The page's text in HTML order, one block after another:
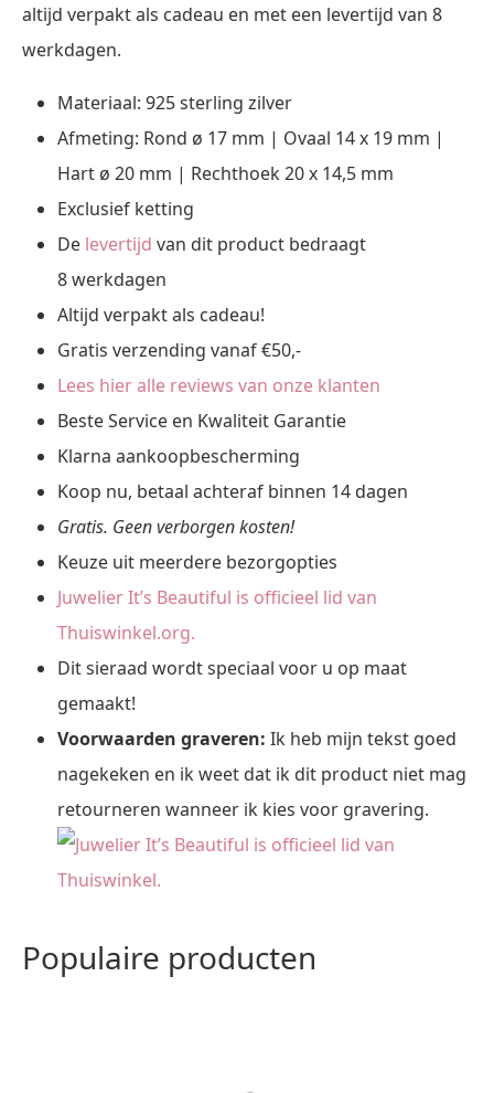
altijd verpakt als cadeau en met een levertijd van 8
werkdagen.
Materiaal: 925 sterling zilver
Afmeting: Rond ø 17 mm | Ovaal 14 x 19 mm |
Hart ø 20 mm | Rechthoek 20 x 14,5 mm
Exclusief ketting
De levertijd van dit product bedraagt
8 werkdagen
Altijd verpakt als cadeau!
Gratis verzending vanaf €50,-
Lees hier alle reviews van onze klanten
Beste Service en Kwaliteit Garantie
Klarna aankoopbescherming
Koop nu, betaal achteraf binnen 14 dagen
Gratis. Geen verborgen kosten!
Keuze uit meerdere bezorgopties
Juwelier It’s Beautiful is officieel lid van
Thuiswinkel.org.
Dit sieraad wordt speciaal voor u op maat
gemaakt!
Voorwaarden graveren: Ik heb mijn tekst goed
nagekeken en ik weet dat ik dit product niet mag
retourneren wanneer ik kies voor gravering.
Populaire producten